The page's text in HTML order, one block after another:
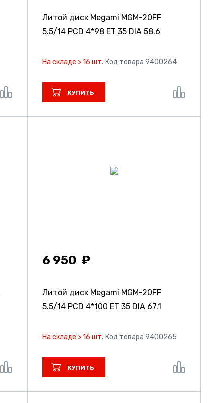
Литой диск Megami MGM-20FF
5.5/14 PCD 4*98 ET 35 DIA 58.6
На складе > 16 шт. Код товара 9400264
КУПИТЬ
6 950
Литой диск Megami MGM-20FF
5.5/14 PCD 4*100 ET 35 DIA 67.1
На складе > 16 шт. Код товара 9400265
КУПИТЬ